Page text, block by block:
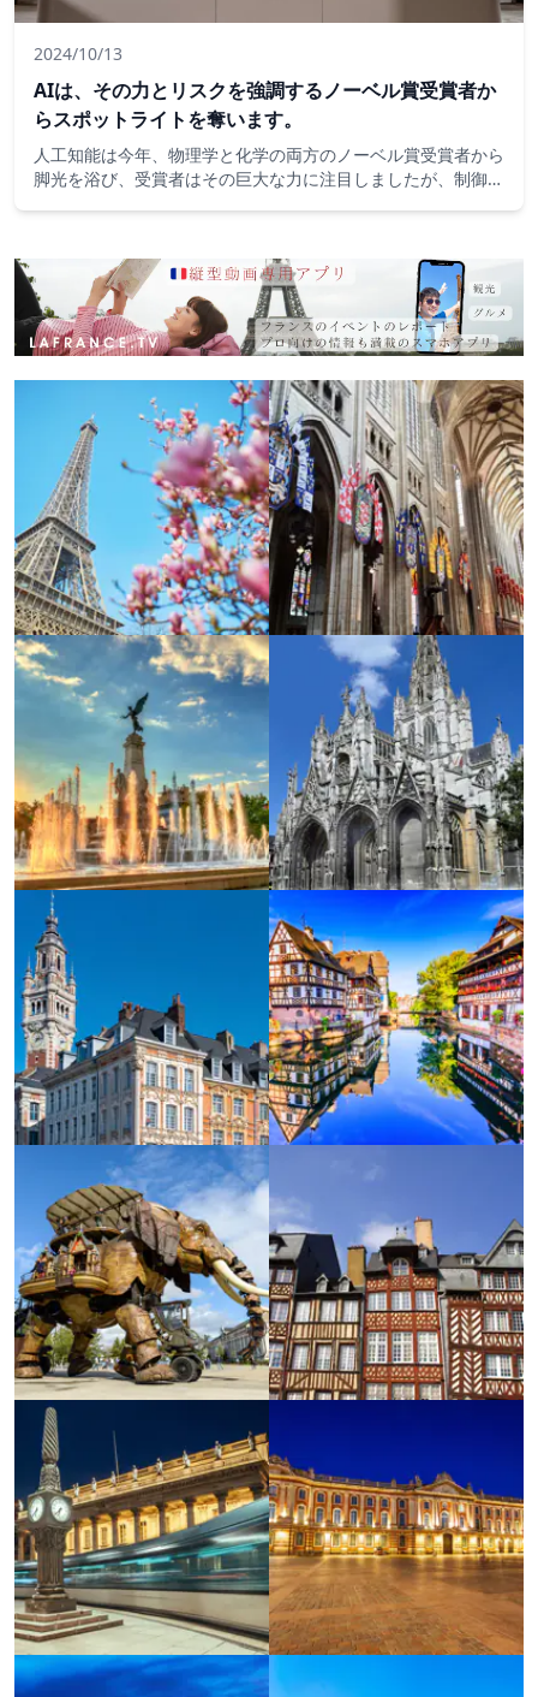
2024/10/13
AIは、その力とリスクを強調するノーベル賞受賞者か
らスポットライトを奪います。
人工知能は今年、物理学と化学の両方のノーベル賞受賞者から
脚光を浴び、受賞者はその巨大な力に注目しましたが、制御不